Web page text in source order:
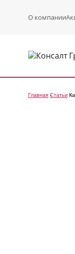
О компании
Главная Статьи